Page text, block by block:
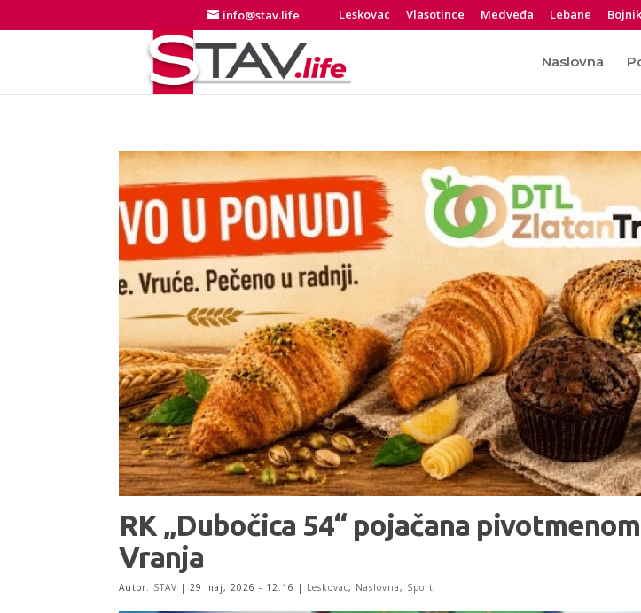
info@stav.life Leskovac Vlasotince Medveđa Lebane Bojnik
Naslovna
RK „Dubočica 54“ pojačana
Vranja
Autor: STAV |29 maj, 2026 - 12:16 | Leskovac, Naslovna, Sport